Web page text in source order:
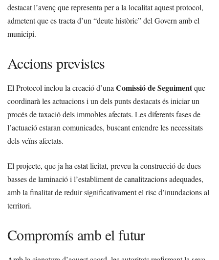
destacat l’avenç que representa per a la localitat aquest protocol,
admetent que es tracta d’un “deute històric” del Govern amb el
municipi.
Accions previstes
El Protocol inclou la creació d’una Comissió de Seguimentque
coordinarà les actuacions i un dels punts destacats és iniciar un
procés de taxació dels immobles afectats. Les diferents fases de
l’actuació estaran comunicades, buscant entendre les necessitats
dels veïns afectats.
El projecte, que ja ha estat licitat, preveu la construcció de dues
basses de laminació i l’establiment de canalitzacions adequades,
amb la finalitat de reduir significativament el risc d’inundacions al
territori.
Compromís amb el futur